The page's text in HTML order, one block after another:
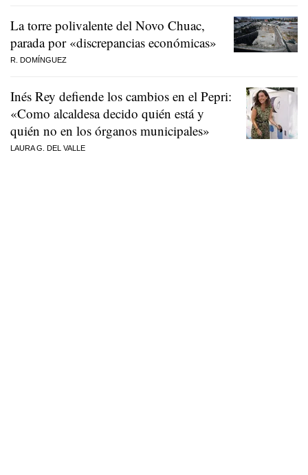
La torre polivalente del Novo Chuac,
parada por «discrepancias económicas»
R. DOMÍNGUEZ
Inés Rey defiende los cambios en el Pepri:
«Como alcaldesa decido quién está y
quién no en los órganos municipales»
LAURA G. DEL VALLE